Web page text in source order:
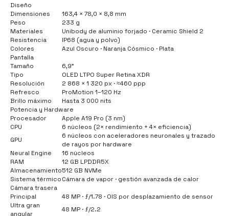
Diseño
Dimensiones
163,4 × 78,0 × 8,8 mm
Peso
233 g
Materiales
Unibody de aluminio forjado · Ceramic Shield 2
Resistencia
IP68 (agua y polvo)
Colores
Azul Oscuro · Naranja Cósmico · Plata
Pantalla
Tamaño
6,9"
Tipo
OLED LTPO Super Retina XDR
Resolución
2 868 × 1 320 px · ≈460 ppp
Refresco
ProMotion 1–120 Hz
Brillo máximo
Hasta 3 000 nits
Potencia y Hardware
Procesador
Apple A19 Pro (3 nm)
CPU
6 núcleos (2× rendimiento + 4× eficiencia)
GPU
6 núcleos con aceleradores neuronales y trazado
de rayos por hardware
Neural Engine
16 núcleos
RAM
12 GB LPDDR5X
Almacenamiento512 GB NVMe
Sistema térmicoCámara de vapor · gestión avanzada de calor
Cámara trasera
Principal
48 MP · ƒ/1.78 · OIS por desplazamiento de sensor
Ultra gran
angular
48 MP · ƒ/2.2